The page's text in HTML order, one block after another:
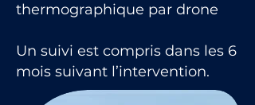
thermographique par drone
Un suivi est compris dans les 6
mois suivant l’intervention.